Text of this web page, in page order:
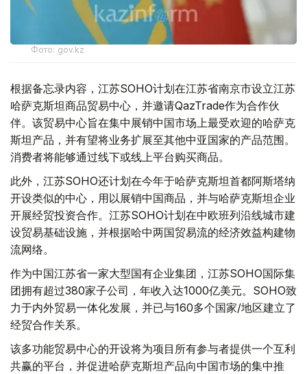
Фото: gov.kz
根据备忘录内容，江苏SOHO计划在江苏省南京市设立江苏
哈萨克斯坦商品贸易中心，并邀请QazTrade作为合作伙
伴。该贸易中心旨在集中展销中国市场上最受欢迎的哈萨克
斯坦产品，并有望将业务扩展至其他中亚国家的产品范围。
消费者将能够通过线下或线上平台购买商品。
此外，江苏SOHO还计划在今年于哈萨克斯坦首都阿斯塔纳
开设类似的中心，用以展销中国商品，并与哈萨克斯坦企业
开展经贸投资合作。江苏SOHO计划在中欧班列沿线城市建
设贸易基础设施，并根据哈中两国贸易流的经济效益构建物
流网络。
作为中国江苏省一家大型国有企业集团，江苏SOHO国际集
团拥有超过380家子公司，年收入达1000亿美元。SOHO致
力于内外贸易一体化发展，并已与160多个国家/地区建立了
经贸合作关系。
该多功能贸易中心的开设将为项目所有参与者提供一个互利
共赢的平台，并促进哈萨克斯坦产品向中国市场的集中推